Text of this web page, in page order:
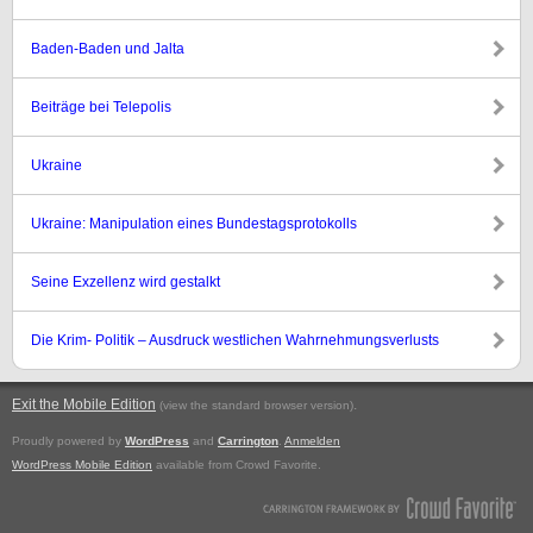
Baden-Baden und Jalta
Beiträge bei Telepolis
Ukraine
Ukraine: Manipulation eines Bundestagsprotokolls
Seine Exzellenz wird gestalkt
Die Krim- Politik – Ausdruck westlichen Wahrnehmungsverlusts
Exit the Mobile Edition (view the standard browser version).
Proudly powered by WordPress and Carrington Anmelden
WordPress Mobile Edition available from Crowd Favorite.